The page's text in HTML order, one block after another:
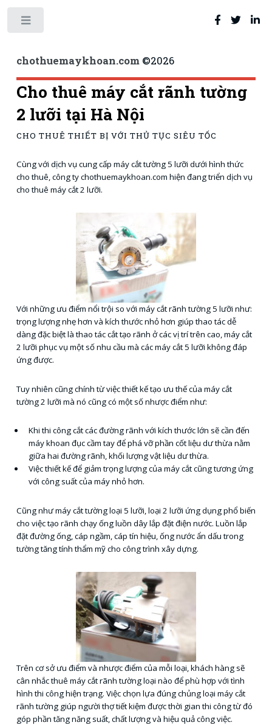
chothuemaykhoan.com©2026
Cho thuê máy cắt rãnh tường
2 lưỡi tại Hà Nội
CHO THUÊ THIẾT BỊ VỚI THỦ TỤC SIÊU TỐC
Cùng với dịch vụ cung cấp máy cắt tường 5 lưỡi dưới hình thức
cho thuê, công ty chothuemaykhoan.com hiện đang triển dịch vụ
cho thuê máy cắt 2 lưỡi.
Với những ưu điểm nổi trội so với máy cắt rãnh tường 5 lưỡi như:
trọng lượng nhẹ hơn và kích thước nhỏ hơn giúp thao tác dễ
dàng đặc biệt là thao tác cắt tạo rãnh ở các vị trí trên cao, máy cắt
2 lưỡi phục vụ một số nhu cầu mà các máy cắt 5 lưỡi không đáp
ứng được.
Tuy nhiên cũng chính từ việc thiết kế tạo ưu thế của máy cắt
tường 2 lưỡi mà nó cũng có một số nhược điểm như:
Khi thi công cắt các đường rãnh với kích thước lớn sẽ cần đến
máy khoan đục cầm tay để phá vỡ phần cốt liệu dư thừa nằm
giữa hai đường rãnh, khối lượng vật liệu dư thừa.
Việc thiết kế để giảm trọng lượng của máy cắt cũng tương ứng
với công suất của máy nhỏ hơn.
Cũng như máy cắt tường loại 5 lưỡi, loại 2 lưỡi ứng dụng phổ biến
cho việc tạo rãnh chạy ống luồn dây lắp đặt điện nước. Luồn lắp
đặt đường ống, cáp ngầm, cáp tín hiệu, ống nước ẩn dấu trong
tường tăng tính thẩm mỹ cho công trình xây dựng.
Trên cơ sở ưu điểm và nhược điểm của mỗi loại, khách hàng sẽ
cân nhắc thuê máy cắt rãnh tường loại nào để phù hợp với tình
hình thi công hiện trạng. Việc chọn lựa đúng chủng loại máy cắt
rãnh tường giúp người thợ tiết kiệm được thời gian thi công từ đó
góp phần tăng năng suất, chất lượng và hiệu quả công việc.